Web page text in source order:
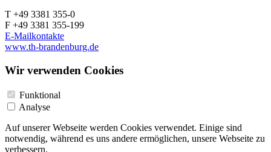
T +49 3381 355-0
F +49 3381 355-199
E-Mailkontakte
www.th-brandenburg.de
Wir verwenden Cookies
Funktional
Analyse
Auf unserer Webseite werden Cookies verwendet. Einige sind
notwendig, während es uns andere ermöglichen, unsere Webseite zu
verbessern.